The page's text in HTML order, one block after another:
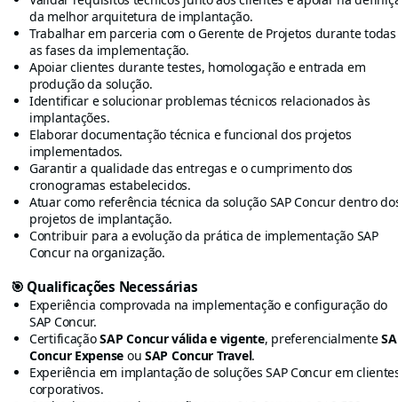
da melhor arquitetura de implantação.
Trabalhar em parceria com o Gerente de Projetos durante todas
as fases da implementação.
Apoiar clientes durante testes, homologação e entrada em
produção da solução.
Identificar e solucionar problemas técnicos relacionados às
implantações.
Elaborar documentação técnica e funcional dos projetos
implementados.
Garantir a qualidade das entregas e o cumprimento dos
cronogramas estabelecidos.
Atuar como referência técnica da solução SAP Concur dentro
projetos de implantação.
Contribuir para a evolução da prática de implementação SAP
Concur na organização.
🎯 Qualificações Necessárias
Experiência comprovada na implementação e configuração do
SAP Concur.
CertificaçãoSAP Concur válida e vigente, preferencialmente
Concur Expense ou SAP Concur Travel.
Experiência em implantação de soluções SAP Concur em
corporativos.